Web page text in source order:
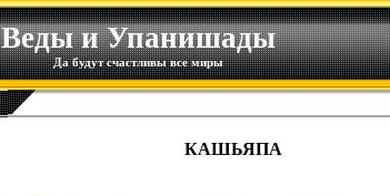
Веды и Упанишады
Да будут счастливы все миры
КАШЬЯПА